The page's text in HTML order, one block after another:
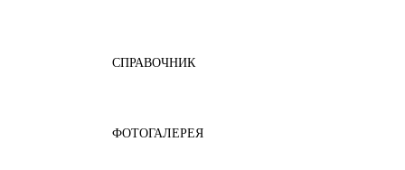
СПРАВОЧНИК
ФОТОГАЛЕРЕЯ